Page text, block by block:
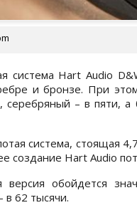
система Hart Audio
и бронзе. При
серебряный – в пяти,
система, стоящая
создание Hart Audio
версия обойдется
в 62 тысячи.